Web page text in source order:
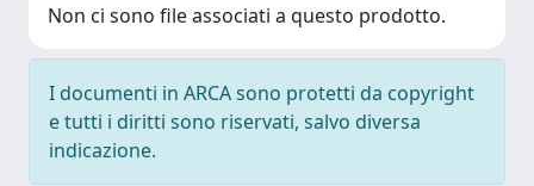
Non ci sono file associati a questo prodotto.
I documenti in ARCA sono protetti da copyright
e tutti i diritti sono riservati, salvo diversa
indicazione.